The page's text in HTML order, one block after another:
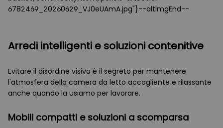
6782469_20260629_VJ0eUAmA.jpg"}--altImgEnd--
Arredi intelligenti e soluzioni contenitive
Evitare il disordine visivo è il segreto per mantenere
l'atmosfera della camera da letto accogliente e rilassante
anche quando la usiamo per lavorare.
Mobili compatti e soluzioni a scomparsa